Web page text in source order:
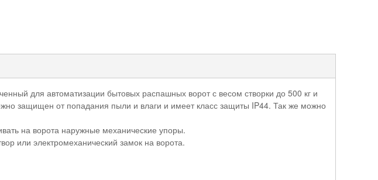
для автоматизации бытовых распашных ворот с весом створки до 500 кг и
защищен от попадания пыли и влаги и имеет класс защиты IP44. Так же можно
на ворота наружные механические упоры.
или электромеханический замок на ворота.